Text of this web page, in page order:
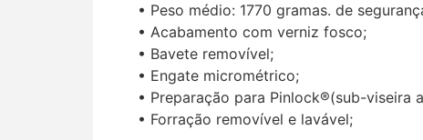
• Peso médio: 1770 gramas. de
• Acabamento com verniz fosco;
• Bavete removível;
• Engate micrométrico;
• Preparação para Pinlock®(sub-viseira
• Forração removível e lavável;